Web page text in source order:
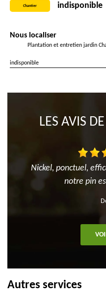
Chantier indisponible
Nous localiser
Plantation et entretien jardin
indisponible
LES AVIS
Nickel, ponctuel,
notre pin
Autres services